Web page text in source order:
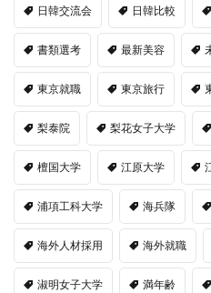
日韓交流会 日韓比較
書類選考 最新美容
東京就職 東京旅行
梨泰院 梨花女子大学
檀国大学 江原大学
浦項工科大学 海兵隊
海外人材採用 海外就職
淑明女子大学 満年齢